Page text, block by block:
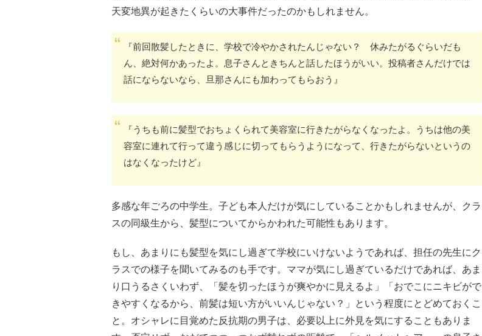
天変地異が起きたくらいの大事件だったのかもしれません。
『前回散髪したときに、学校で冷やかされたんじゃない？ 休みたがるぐらいだも
ん、絶対何かあったよ。息子さんときちんと話したほうがいい。投稿者さんだけでは
話にならないなら、旦那さんにも加わってもらおう』
『うちも前に髪型でおちょくられて美容室に行きたがらなくなったよ。うちは他の美
容室に連れて行って違う感じに切ってもらうようになって、行きたがらないというの
はなくなったけど』
多感な年ごろの中学生。子ども本人だけが気にしていることかもしれませんが、クラ
スの同級生から、髪型についてからかわれた可能性もあります。
もし、あまりにも髪型を気にし過ぎて学校にいけないようであれば、担任の先生にク
ラスでの様子を聞いてみるのも手です。ママが気にし過ぎているだけであれば、あま
り口うるさくいわず、「髪を切ったほうが爽やかに見えるよ」「おでこにニキビがで
きやすくなるから、前髪は短い方がいいんじゃない？」という程度にとどめておくこ
と。オシャレに目覚めた反抗期の男子は、必要以上に外見を気にすることもありま